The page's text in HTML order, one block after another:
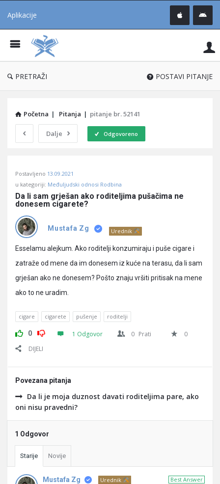
Aplikacije
®
PRETRAŽI POSTAVI PITANJE
Početna | Pitanja | pitanje br. 52141
Dalje Odgovoreno
Učene
Latest
Pitanja
Postavljeno 13.09.2021
u kategoriji: Međuljudski odnosi Rodbina
Da li sam grješan ako roditeljima pušačima ne
donesem cigarete?
Mustafa Zg Urednik
Esselamu alejkum. Ako roditelji konzumiraju i puše cigare i
zatraže od mene da im donesem iz kuće na terasu, da li sam
grješan ako ne donesem? Pošto znaju vršiti pritisak na mene
ako to ne uradim.
cigare cigarete pušenje roditelji
0 1 Odgovor 0 Prati
0
DIJELI
Povezana pitanja
Da li je moja duznost davati roditeljima pare, ako
oni nisu pravedni?
1 Odgovor
Starije Novije
Best Answer
Mustafa Zg
Urednik